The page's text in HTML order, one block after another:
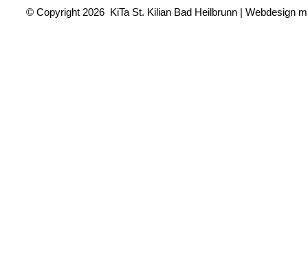
© Copyright 2026 KiTa St. Kilian Bad Heilbrunn | Webdesign